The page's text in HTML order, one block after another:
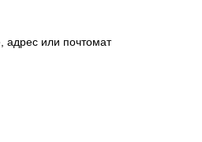
адрес или почтомат